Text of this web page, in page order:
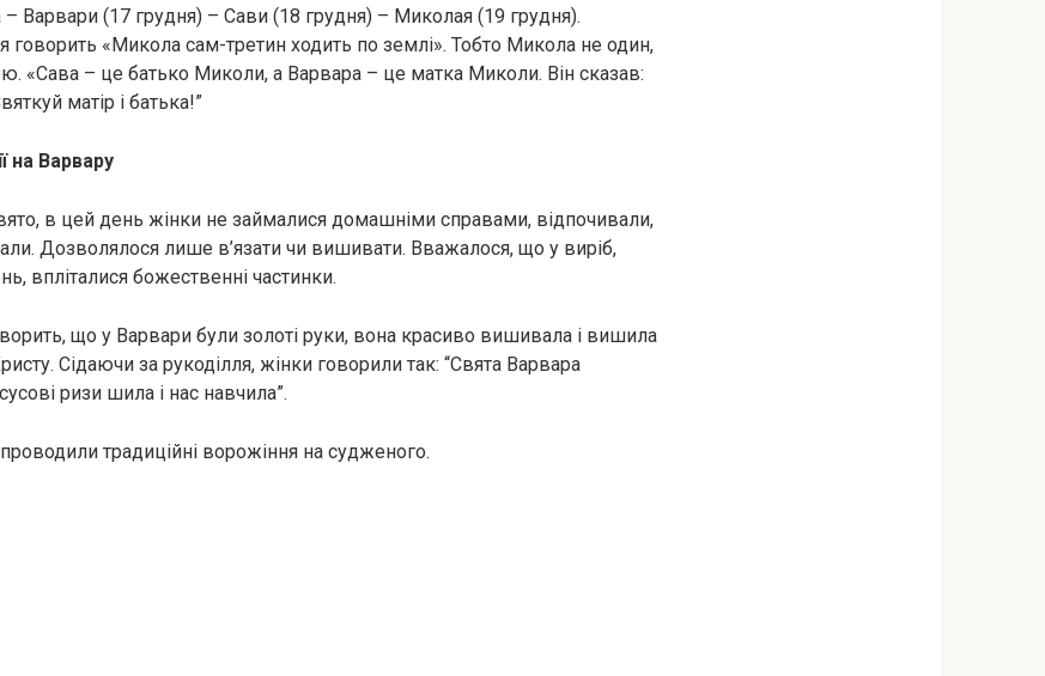
Варвари (17 грудня) – Сави (18 грудня) – Миколая (19 грудня).
говорить «Микола сам-третин ходить по землі». Тобто Микола не один,
«Сава – це батько Миколи, а Варвара – це матка Миколи. Він сказав:
матір і батька!”
на Варвару
в цей день жінки не займалися домашніми справами, відпочивали,
Дозволялося лише в’язати чи вишивати. Вважалося, що у виріб,
впліталися божественні частинки.
що у Варвари були золоті руки, вона красиво вишивала і вишила
Сідаючи за рукоділля, жінки говорили так: “Свята Варвара
ризи шила і нас навчила”.
традиційні ворожіння на судженого.